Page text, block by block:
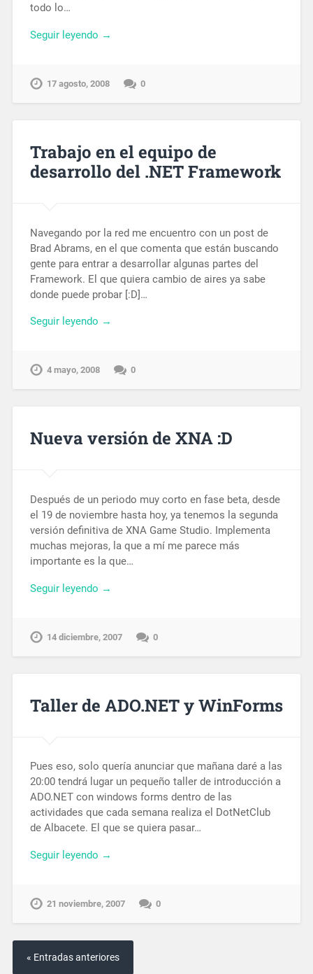
todo lo…
Seguir leyendo →
17 agosto, 2008 0
Trabajo en el equipo de
desarrollo del .NET Framework
Navegando por la red me encuentro con un post de
Brad Abrams, en el que comenta que están buscando
gente para entrar a desarrollar algunas partes del
Framework. El que quiera cambio de aires ya sabe
donde puede probar [:D]…
Seguir leyendo →
4 mayo, 2008 0
Nueva versión de XNA :D
Después de un periodo muy corto en fase beta, desde
el 19 de noviembre hasta hoy, ya tenemos la segunda
versión definitiva de XNA Game Studio. Implementa
muchas mejoras, la que a mí me parece más
importante es la que…
Seguir leyendo →
14 diciembre, 2007 0
Taller de ADO.NET y WinForms
Pues eso, solo quería anunciar que mañana daré a las
20:00 tendrá lugar un pequeño taller de introducción a
ADO.NET con windows forms dentro de las
actividades que cada semana realiza el DotNetClub
de Albacete. El que se quiera pasar…
Seguir leyendo →
21 noviembre, 2007 0
« Entradas anteriores